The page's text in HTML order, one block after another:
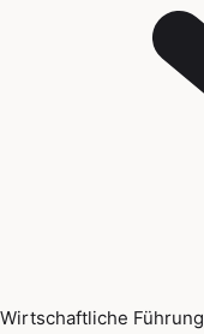
Wirtschaftliche Führung